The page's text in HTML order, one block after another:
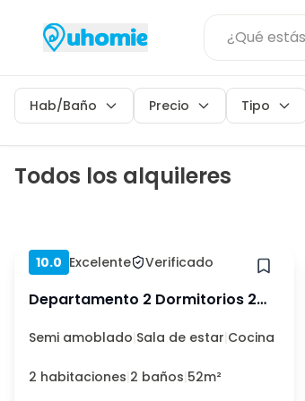
Hab/Baño Precio Tipo
Estudio 1 2 3 +4
1 2 3 4 5
Precio Mínimo
$
Sin depósito
Casa
Habitación
Local
Todos los alquileres
10.0 Excelente Verificado
Departamento 2 Dormitorios 2
Semi amoblado|Sala de estar|Cocina
2 habitaciones|2 baños|52m²